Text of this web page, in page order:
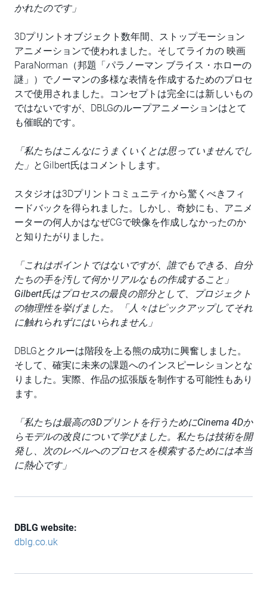
かれたのです」
3Dプリントオブジェクト数年間、ストップモーション
アニメーションで使われました。そしてライカの 映画
ParaNorman（邦題「パラノーマン ブライス・ホローの
謎」）でノーマンの多様な表情を作成するためのプロセ
スで使用されました。コンセプトは完全には新しいもの
ではないですが、DBLGのループアニメーションはとて
も催眠的です。
「私たちはこんなにうまくいくとは思っていませんでし
た」 とGilbert氏はコメントします。
スタジオは3Dプリントコミュニティから驚くべきフィ
ードバックを得られました。しかし、奇妙にも、アニメ
ーターの何人かはなぜCGで映像を作成しなかったのか
と知りたがりました。
「これはポイントではないですが、誰でもできる、自分
たちの手を汚して何かリアルなもの作成すること」
Gilbert氏はプロセスの最良の部分として、プロジェクト
の物理性を挙げました。「人々はピックアップしてそれ
に触れられずにはいられません」
DBLGとクルーは階段を上る熊の成功に興奮しました。
そして、確実に未来の課題へのインスピーレションとな
りました。実際、作品の拡張版を制作する可能性もあり
ます。
「私たちは最高の3Dプリントを行うためにCinema 4Dか
らモデルの改良について学びました。私たちは技術を開
発し、次のレベルへのプロセスを模索するためには本当
に熱心です」
DBLG website:
dblg.co.uk